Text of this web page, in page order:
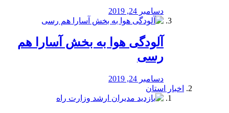
دسامبر 24, 2019
آلودگی هوا به بخش آسارا هم
رسی
دسامبر 24, 2019
اخبار استان